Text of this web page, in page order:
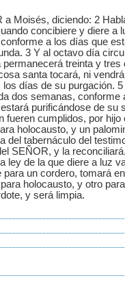
a Moisés, diciendo: 2
concibiere y diere a
a los días que
3 Y al octavo día
permanecerá treinta y tres
santa tocará, ni
días de su purgación.
dos semanas, conforme
purificándose de su
fueren cumplidos, por hijo
holocausto, y un
del tabernáculo del
SEÑOR, y la
ley de la que diere a luz
para un cordero, tomará
holocausto, y otro
y será limpia.